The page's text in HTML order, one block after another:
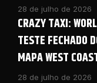
28 de julho de 2026
CRAZY TAXI:
TESTE FECHADO
MAPA WEST
28 de julho de 2026